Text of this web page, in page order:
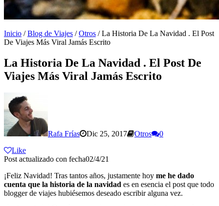
Inicio /Blog de Viajes /Otros /La Historia De La Navidad . El Post
De Viajes Más Viral Jamás Escrito
La Historia De La Navidad . El Post De
Viajes Más Viral Jamás Escrito
Rafa Frías Dic 25, 2017 Otros
0
Like
Post actualizado con fecha02/4/21
¡Feliz Navidad! Tras tantos años, justamente hoy me he dado
cuenta que la historia de la navidad es en esencia el post que todo
blogger de viajes hubiésemos deseado escribir alguna vez.